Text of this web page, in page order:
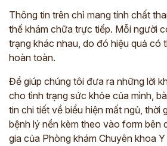
Thông tin trên chỉ mang tính chất
thế khám chữa trực tiếp. Mỗi người
trạng khác nhau, do đó hiệu quả có
hoàn toàn.
Để giúp chúng tôi đưa ra những lời
cho tình trạng sức khỏe của mình,
tin chi tiết về biểu hiện mất ngủ, thời
bệnh lý nền kèm theo vào form bên
gia của Phòng khám Chuyên khoa